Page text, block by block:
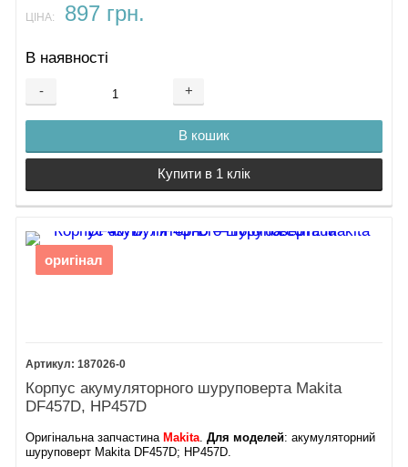
ЦІНА: 897 грн.
В наявності
- +
В кошик
Купити в 1 клік
оригінал
187026-0
Корпус акумуляторного шуруповерта Makita
DF457D, HP457D
Оригінальна запчастина Makita .Для моделей: акумуляторний
шуруповерт Makita DF457D; HP457D.